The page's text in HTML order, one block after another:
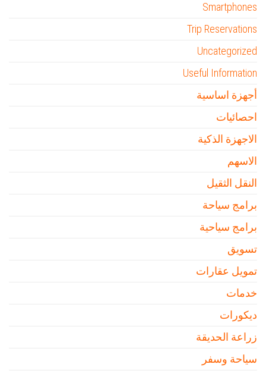
Smartphones
Trip Reservations
Uncategorized
Useful Information
أجهزة اساسية
احصائيات
الاجهزة الذكية
الاسهم
النقل الثقيل
برامج سياحة
برامج سياحية
تسويق
تمويل عقارات
خدمات
ديكورات
زراعة الحديقة
سياحة وسفر